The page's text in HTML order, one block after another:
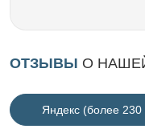
ОТЗЫВЫ О
Яндекс (более 230